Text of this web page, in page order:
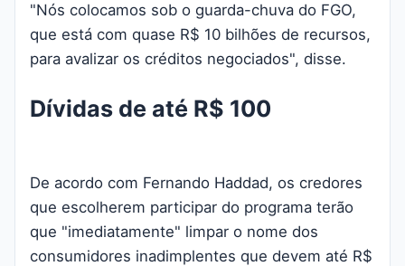
"Nós colocamos sob o guarda-chuva do FGO,
que está com quase R$ 10 bilhões de recursos,
para avalizar os créditos negociados", disse.
Dívidas de até R$ 100
De acordo com Fernando Haddad, os credores
que escolherem participar do programa terão
que "imediatamente" limpar o nome dos
consumidores inadimplentes que devem até R$